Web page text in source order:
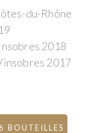
du-Rhône
2018
2017
BOUTEILLES